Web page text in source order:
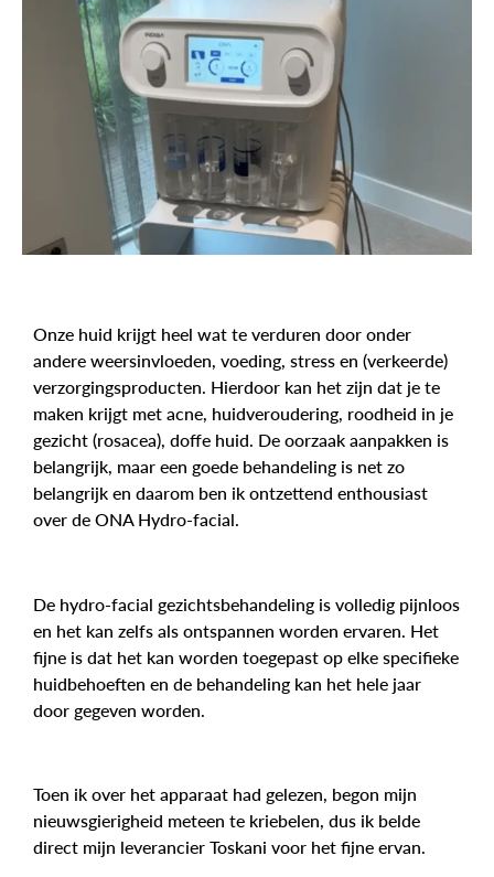
Onze huid krijgt heel wat te verduren door onder
andere weersinvloeden, voeding, stress en (verkeerde)
verzorgingsproducten. Hierdoor kan het zijn dat je te
maken krijgt met acne, huidveroudering, roodheid in je
gezicht (rosacea), doffe huid. De oorzaak aanpakken is
belangrijk, maar een goede behandeling is net zo
belangrijk en daarom ben ik ontzettend enthousiast
over de ONA Hydro-facial.
De hydro-facial gezichtsbehandeling is volledig pijnloos
en het kan zelfs als ontspannen worden ervaren. Het
fijne is dat het kan worden toegepast op elke specifieke
huidbehoeften en de behandeling kan het hele jaar
door gegeven worden.
Toen ik over het apparaat had gelezen, begon mijn
nieuwsgierigheid meteen te kriebelen, dus ik belde
direct mijn leverancier Toskani voor het fijne ervan.